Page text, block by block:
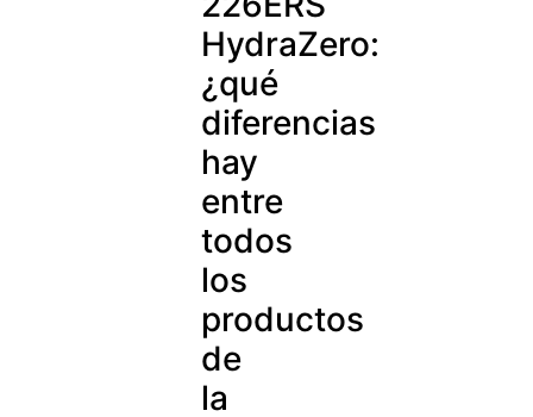
HydraZero:
¿qué
diferencias
hay
entre
todos
los
productos
de
la